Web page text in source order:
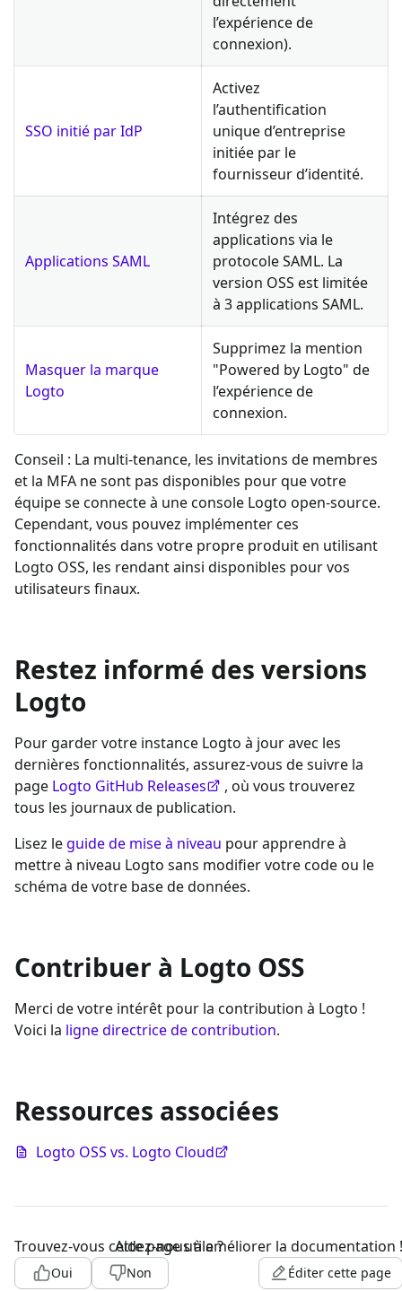
l’expérience de
connexion).
SSO initié par IdP
Activez
l’authentification
unique d’entreprise
initiée par le
fournisseur d’identité.
Applications SAML
Intégrez des
applications via le
protocole SAML. La
version OSS est limitée
à 3 applications SAML.
Masquer la marque
Logto
Supprimez la mention
"Powered by Logto" de
l’expérience de
connexion.
Conseil : La multi-tenance, les invitations de membres
et la MFA ne sont pas disponibles pour que votre
équipe se connecte à une console Logto open-source.
Cependant, vous pouvez implémenter ces
fonctionnalités dans votre propre produit en utilisant
Logto OSS, les rendant ainsi disponibles pour vos
utilisateurs finaux.
Restez informé des versions
Logto
Pour garder votre instance Logto à jour avec les
dernières fonctionnalités, assurez-vous de suivre la
page Logto GitHub Releases
, où vous trouverez
tous les journaux de publication.
Lisez leguide de mise à niveau pour apprendre à
mettre à niveau Logto sans modifier votre code ou le
schéma de votre base de données.
Contribuer à Logto OSS
Merci de votre intérêt pour la contribution à Logto !
Voici la ligne directrice de contribution.
Ressources associées
Logto OSS vs. Logto Cloud
Trouvez-vous cette page utile ?
Oui Non
Aidez-nous à améliorer la documentation !
Éditer cette page